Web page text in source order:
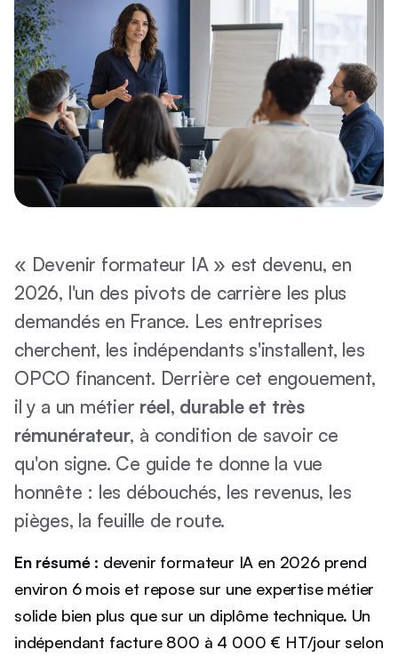
« Devenir formateur IA » est devenu, en
2026, l'un des pivots de carrière les plus
demandés en France. Les entreprises
cherchent, les indépendants s'installent, les
OPCO financent. Derrière cet engouement,
il y a un métier réel, durable et très
rémunérateur, à condition de savoir ce
qu'on signe. Ce guide te donne la vue
honnête : les débouchés, les revenus, les
pièges, la feuille de route.
En résumé : devenir formateur IA en 2026 prend
environ 6 mois et repose sur une expertise métier
solide bien plus que sur un diplôme technique. Un
indépendant facture 800 à 4 000 € HT/jour selon